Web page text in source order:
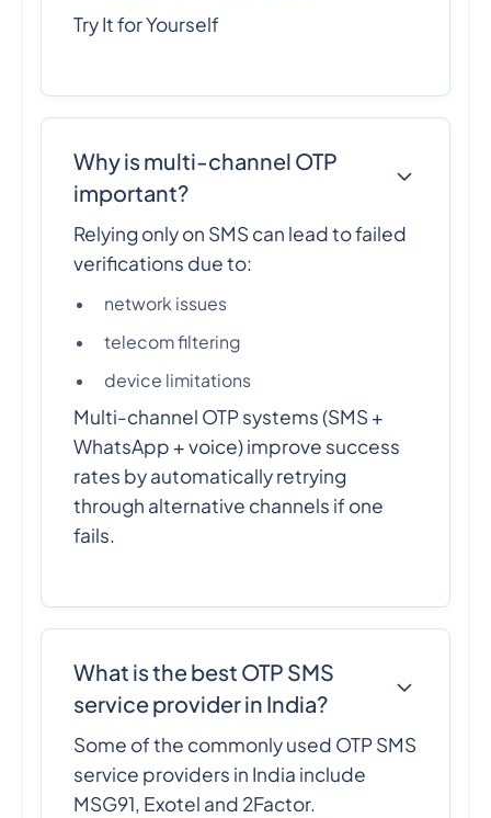
Try It for Yourself
Why is multi-channel OTP
important?
Relying only on SMS can lead to failed
verifications due to:
network issues
telecom filtering
device limitations
Multi-channel OTP systems (SMS +
WhatsApp + voice) improve success
rates by automatically retrying
through alternative channels if one
fails.
What is the best OTP SMS
service provider in India?
Some of the commonly used OTP SMS
service providers in India include
MSG91, Exotel and 2Factor.